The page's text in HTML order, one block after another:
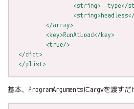
<string>--type</
        </array>
        <key>RunAtLoad</key>
        <true/>
</dict>
</plist>
基本、ProgramArgumentsにargvを渡すだ